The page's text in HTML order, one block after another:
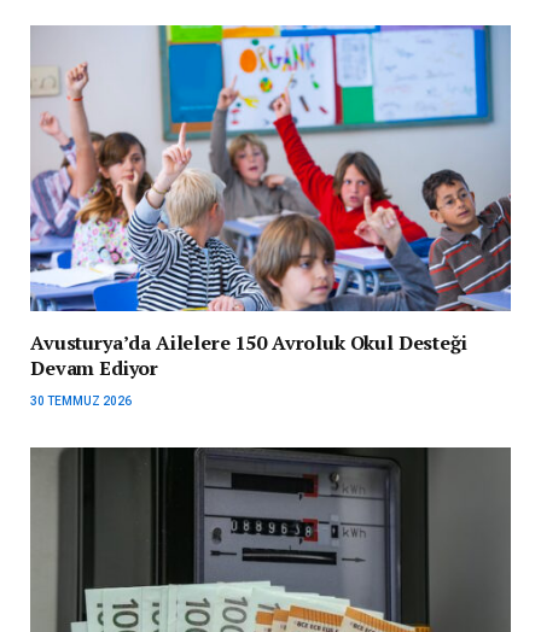
Avusturya’da Ailelere 150 Avroluk Okul Desteği
Devam Ediyor
30 TEMMUZ 2026